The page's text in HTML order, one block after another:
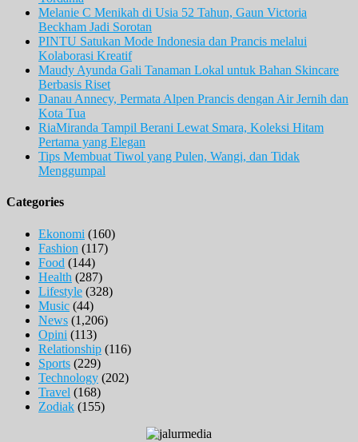
Melanie C Menikah di Usia 52 Tahun, Gaun Victoria
Beckham Jadi Sorotan
PINTU Satukan Mode Indonesia dan Prancis melalui
Kolaborasi Kreatif
Maudy Ayunda Gali Tanaman Lokal untuk Bahan Skincare
Berbasis Riset
Danau Annecy, Permata Alpen Prancis dengan Air Jernih dan
Kota Tua
RiaMiranda Tampil Berani Lewat Smara, Koleksi Hitam
Pertama yang Elegan
Tips Membuat Tiwol yang Pulen, Wangi, dan Tidak
Menggumpal
Categories
Ekonomi (160)
Fashion (117)
Food (144)
Health (287)
Lifestyle (328)
Music (44)
News (1,206)
Opini (113)
Relationship (116)
Sports (229)
Technology (202)
Travel (168)
Zodiak (155)